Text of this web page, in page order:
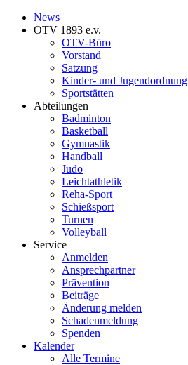
News
OTV 1893 e.v.
OTV-Büro
Vorstand
Satzung
Kinder- und Jugendordnung
Sportstätten
Abteilungen
Badminton
Basketball
Gymnastik
Handball
Judo
Leichtathletik
Reha-Sport
Schießsport
Turnen
Volleyball
Service
Anmelden
Ansprechpartner
Prävention
Beiträge
Änderung melden
Schadenmeldung
Spenden
Kalender
Alle Termine